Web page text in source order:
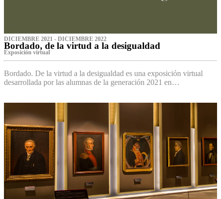
DICIEMBRE 2021 - DICIEMBRE 2022
Bordado, de la virtud a la desigualdad
Exposición virtual‌
Bordado. De la virtud a la desigualdad es una exposición virtual
desarrollada por las alumnas de la generación 2021 en…